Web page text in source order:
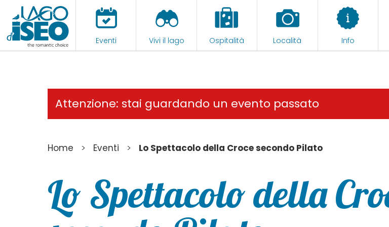
Eventi Vivi il lago Ospitalità Località Info
Attenzione: stai guardando un evento passato
Home > Eventi > Lo Spettacolo della Croce secondo Pilato
Lo Spettacolo della